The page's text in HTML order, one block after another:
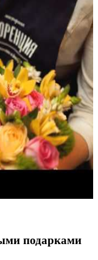
подарками